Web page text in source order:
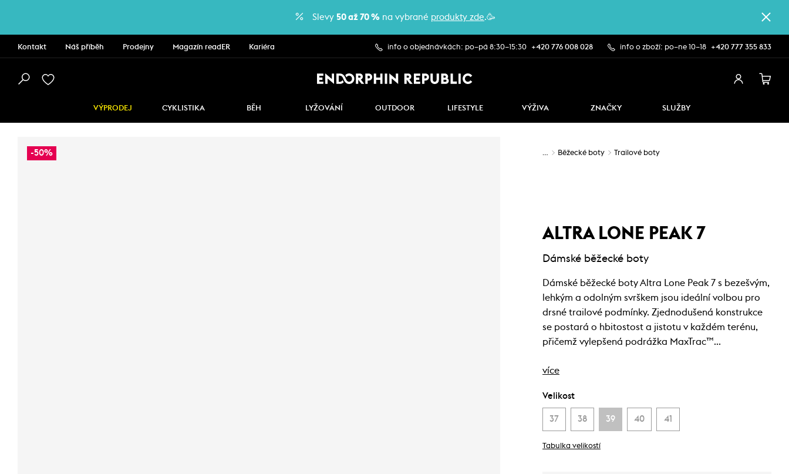
Slevy 50 až 70 % na vybrané produkty zde.🥳
Kontakt Náš příběh Prodejny Magazín readER Kariéra info o objednávkách: po–pá 8:30–15:30 +420 776 008 028 info o zboží: po–ne 10–18 +420 777 355 833
VÝPRODEJ CYKLISTIKA BĚH LYŽOVÁNÍ OUTDOOR LIFESTYLE VÝŽIVA ZNAČKY SLUŽBY
-50% … Běžecké boty Trailové boty
ALTRA LONE PEAK 7
Dámské běžecké boty
Dámské běžecké boty Altra Lone Peak 7 s bezešvým,
lehkým a odolným svrškem jsou ideální volbou pro
drsné trailové podmínky. Zjednodušená konstrukce
se postará o hbitostost a jistotu v každém terénu,
přičemž vylepšená podrážka MaxTrac™…
více
Velikost
37 38 39 40 41
Tabulka velikostí